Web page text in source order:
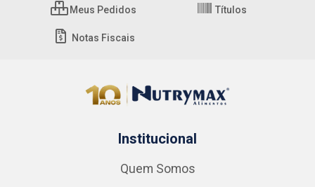
Meus Pedidos Títulos
Notas Fiscais
Institucional
Quem Somos